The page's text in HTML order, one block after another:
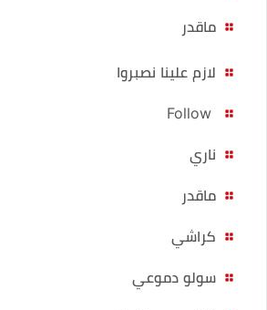
ماقدر
لازم علينا نصبروا
ناري
ماقدر
كراشي
سولو دموعي